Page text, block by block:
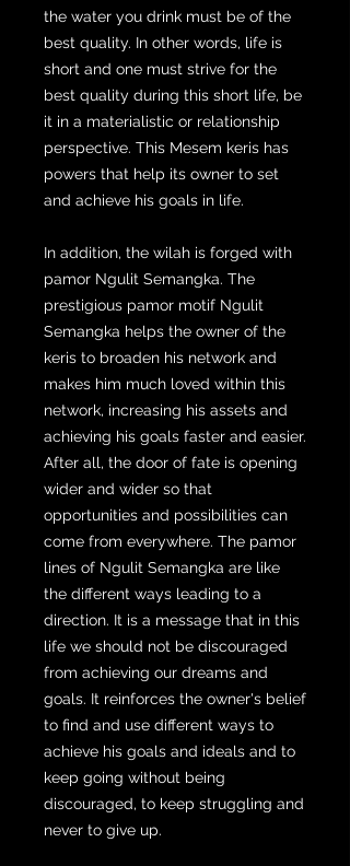
the water you drink must be of the
best quality. In other words, life is
short and one must strive for the
best quality during this short life, be
it in a materialistic or relationship
perspective. This Mesem keris has
powers that help its owner to set
and achieve his goals in life.
In addition, the wilah is forged with
pamor Ngulit Semangka. The
prestigious pamor motif Ngulit
Semangka helps the owner of the
keris to broaden his network and
makes him much loved within this
network, increasing his assets and
achieving his goals faster and easier.
After all, the door of fate is opening
wider and wider so that
opportunities and possibilities can
come from everywhere. The pamor
lines of Ngulit Semangka are like
the different ways leading to a
direction. It is a message that in this
life we ​​should not be discouraged
from achieving our dreams and
goals. It reinforces the owner's belief
to find and use different ways to
achieve his goals and ideals and to
keep going without being
discouraged, to keep struggling and
never to give up.